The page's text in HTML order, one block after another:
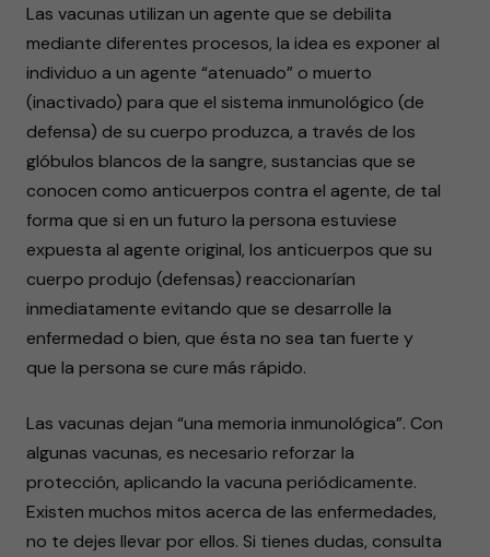
Las vacunas utilizan un agente que se debilita
mediante diferentes procesos, la idea es exponer al
individuo a un agente “atenuado” o muerto
(inactivado) para que el sistema inmunológico (de
defensa) de su cuerpo produzca, a través de los
glóbulos blancos de la sangre, sustancias que se
conocen como anticuerpos contra el agente, de tal
forma que si en un futuro la persona estuviese
expuesta al agente original, los anticuerpos que su
cuerpo produjo (defensas) reaccionarían
inmediatamente evitando que se desarrolle la
enfermedad o bien, que ésta no sea tan fuerte y
que la persona se cure más rápido.
Las vacunas dejan “una memoria inmunológica”. Con
algunas vacunas, es necesario reforzar la
protección, aplicando la vacuna periódicamente.
Existen muchos mitos acerca de las enfermedades,
no te dejes llevar por ellos. Si tienes dudas, consulta